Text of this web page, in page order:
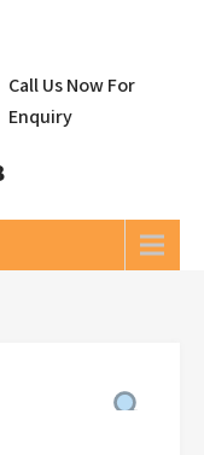
Call Us Now For
Enquiry